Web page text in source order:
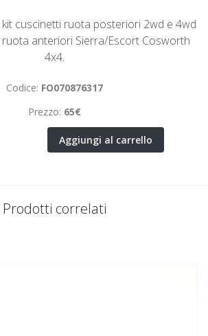
kit cuscinetti ruota posteriori 2wd e 4wd
ruota anteriori Sierra/Escort Cosworth
4x4.
Codice: FO070876317
Prezzo: 65€
Aggiungi al carrello
Prodotti correlati